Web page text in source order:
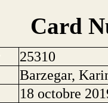
Card
25310
Barzegar,
18 octobre